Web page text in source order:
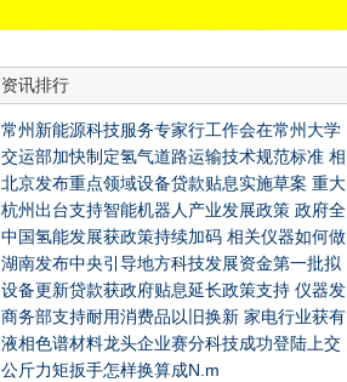
资讯排行
常州新能源科技服务专家行工作会在常州大学
召开
交运部加快制定氢气道路运输技术规范标准 相
关仪器如何积极响应？
北京发布重点领域设备贷款贴息实施草案 重大
仪器以旧换新如何享受政策
杭州出台支持智能机器人产业发展政策 政府全
力支持相关仪器发展要点有哪些？
中国氢能发展获政策持续加码 相关仪器如何做
好替代能源发展的护航者
湖南发布中央引导地方科技发展资金第一批拟
立项项目公示 仪器发展如何明确未来方向
设备更新贷款获政府贴息延长政策支持 仪器发
展获持续增长点
商务部支持耐用消费品以旧换新 家电行业获有
利政策哪些仪器有望快速发展？
液相色谱材料龙头企业赛分科技成功登陆上交
所！
公斤力矩扳手怎样换算成N.m